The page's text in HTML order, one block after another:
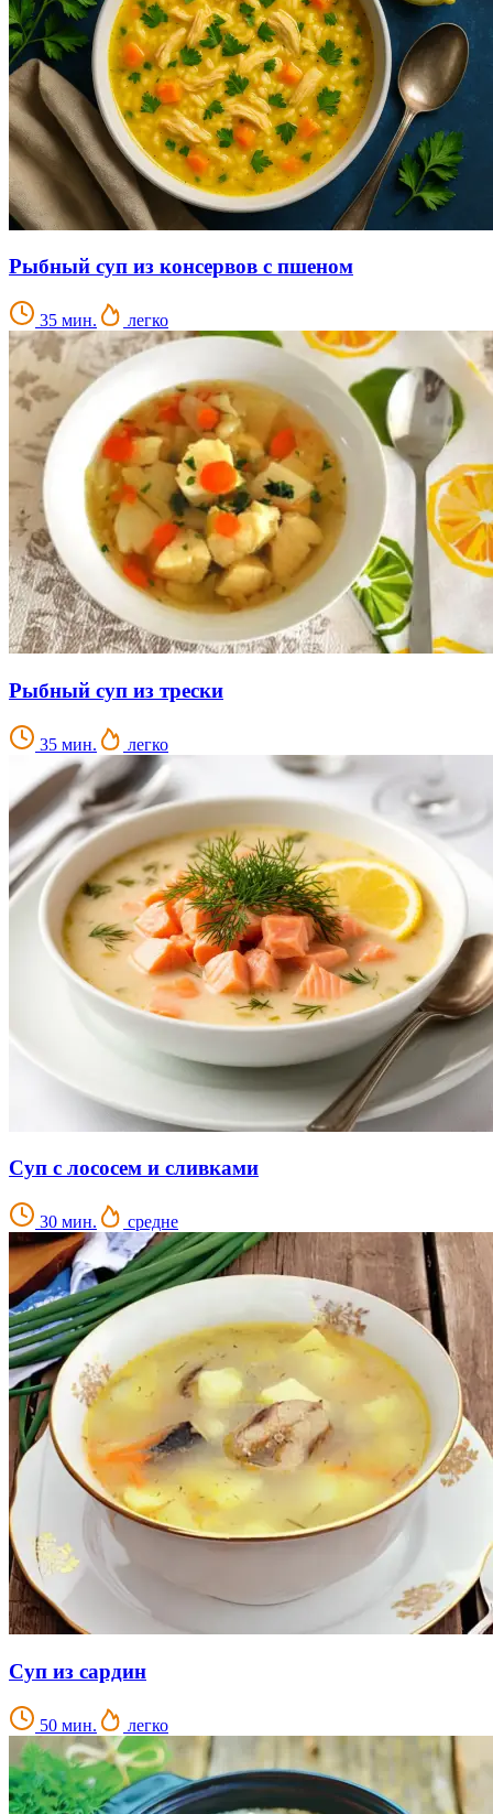
Рыбный суп из консервов с пшеном
35 мин. легко
Рыбный суп из трески
35 мин. легко
Суп с лососем и сливками
30 мин. средне
Суп из сардин
50 мин. легко